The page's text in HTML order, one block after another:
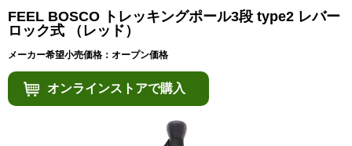
FEEL BOSCO トレッキングポール3段 type2 レバー
ロック式 （レッド）
メーカー希望小売価格：オープン価格
オンラインストアで購入